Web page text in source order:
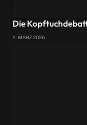
Die
1. MÄRZ 2026